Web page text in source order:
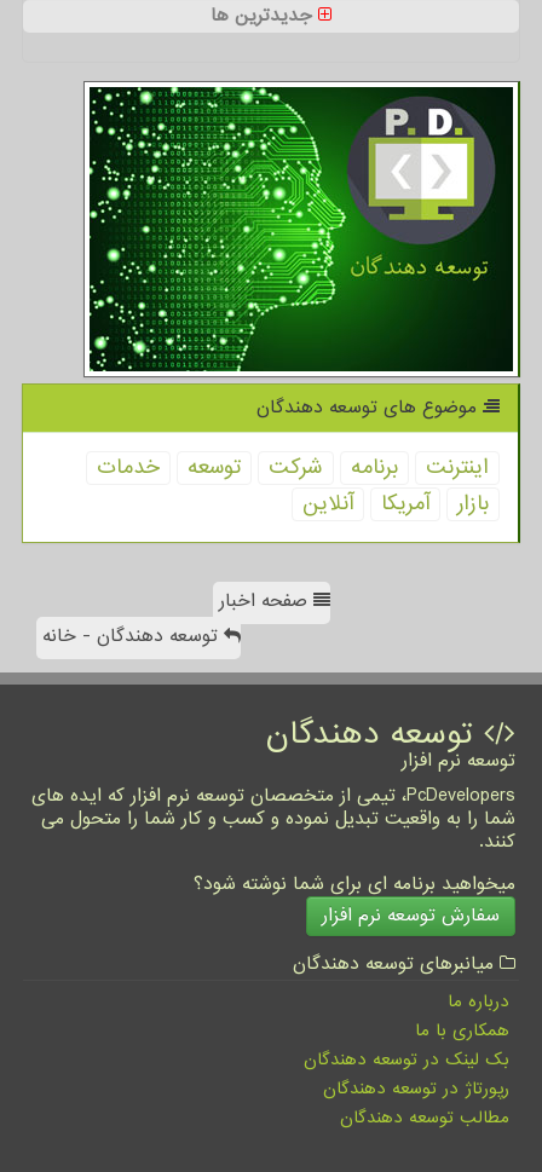
جدیدترین ها
موضوع های توسعه دهندگان
اینترنت برنامه شركت توسعه
خدمات
بازار
آمریكا آنلاین
صفحه اخبار
توسعه دهندگان - خانه
توسعه دهندگان
توسعه نرم افزار
PcDevelopers، تیمی از متخصصان توسعه نرم افزار که ایده های
شما را به واقعیت تبدیل نموده و کسب و کار شما را متحول می
کنند.
میخواهید برنامه ای برای شما نوشته شود؟
سفارش توسعه نرم افزار
میانبرهای توسعه دهندگان
درباره ما
همکاری با ما
بک لینک در توسعه دهندگان
رپورتاژ در توسعه دهندگان
مطالب توسعه دهندگان